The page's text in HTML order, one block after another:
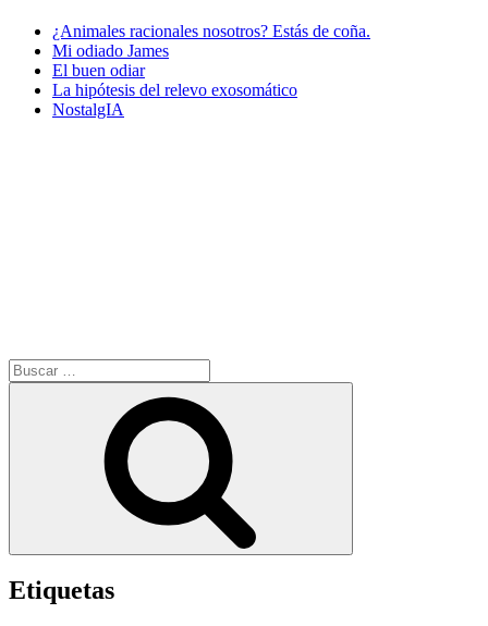
¿Animales racionales nosotros? Estás de coña.
Mi odiado James
El buen odiar
La hipótesis del relevo exosomático
NostalgIA
Buscar
por:
Etiquetas